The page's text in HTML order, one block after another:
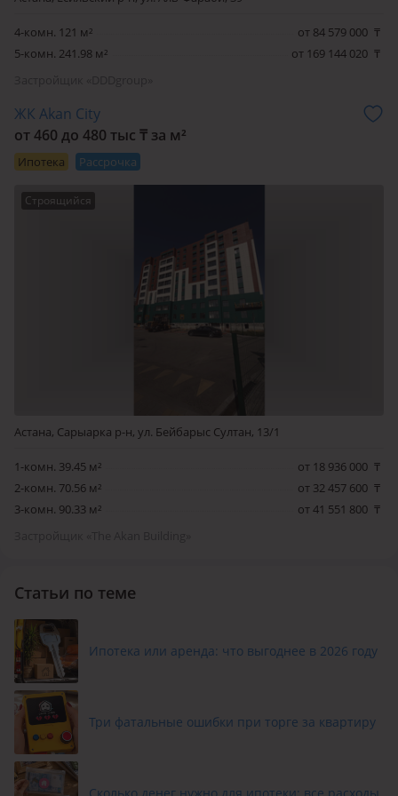
4-комн. 121 м² от 84 579 000 ₸
5-комн. 241.98 м²
от 169 144 020 ₸
ЖК Akan City
от 460 до 480 тыс ₸ за м²
Ипотека Рассрочка
Строящийся
Астана, Сарыарка р-н, ул. Бейбарыс Султан, 13/1
1-комн. 39.45 м² от 18 936 000 ₸
2-комн. 70.56 м²
от 32 457 600 ₸
3-комн. 90.33 м²
от 41 551 800 ₸
Статьи по теме
Ипотека или аренда: что выгоднее в 2026 году
Три фатальные ошибки при торге за квартиру